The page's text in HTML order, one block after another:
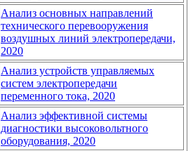
Анализ основных направлений
технического перевооружения
воздушных линий электропередачи,
2020
Анализ устройств управляемых
систем электропередачи
переменного тока, 2020
Анализ эффективной системы
диагностики высоковольтного
оборудования, 2020